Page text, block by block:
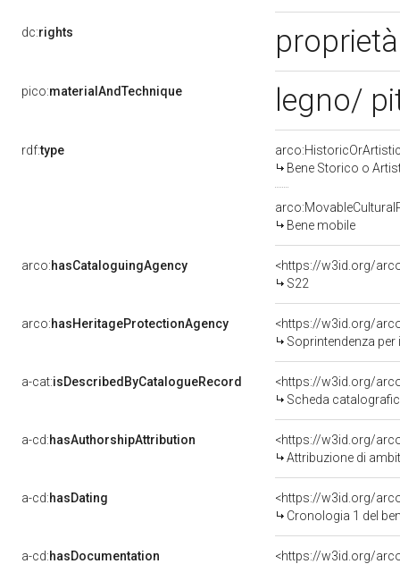
dc:rights
pico:materialAndTechnique legno/
rdf:type
Bene Storico o
Bene mobile
arco:hasCataloguingAgency
<https://w3id.org/
S22
arco:hasHeritageProtectionAgency
<https://w3id.org/
Soprintendenza
a-cat:isDescribedByCatalogueRecord
<https://w3id.org/
Scheda
a-cd:hasAuthorshipAttribution
<https://w3id.org/
Attribuzione di
a-cd:hasDating
<https://w3id.org/
Cronologia 1 del
a-cd:hasDocumentation